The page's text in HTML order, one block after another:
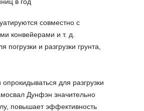
совместно с
конвейерами и т. д.
и разгрузки грунта,
для разгрузки
Дунфэн значительно
повышает эффективность